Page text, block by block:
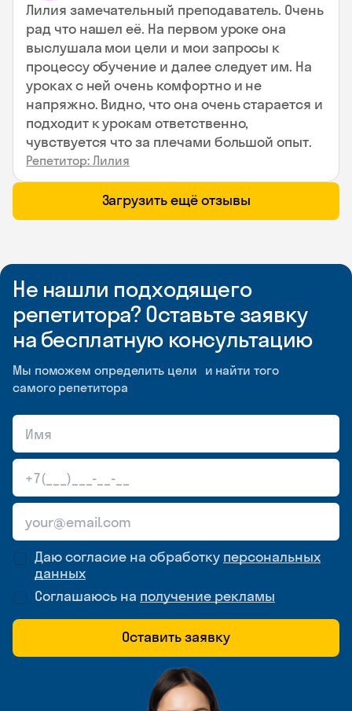
Лилия замечательный преподаватель. Очень
рад что нашел её. На первом уроке она
выслушала мои цели и мои запросы к
процессу обучение и далее следует им. На
уроках с ней очень комфортно и не
напряжно. Видно, что она очень старается и
подходит к урокам ответственно,
чувствуется что за плечами большой опыт.
Репетитор: Лилия
Загрузить ещё отзывы
Не нашли подходящего
репетитора? Оставьте заявку
на бесплатную консультацию
Мы поможем определить цели и найти того
самого репетитора
Даю согласие на обработку персональных
данных
Соглашаюсь на получение рекламы
Оставить заявку